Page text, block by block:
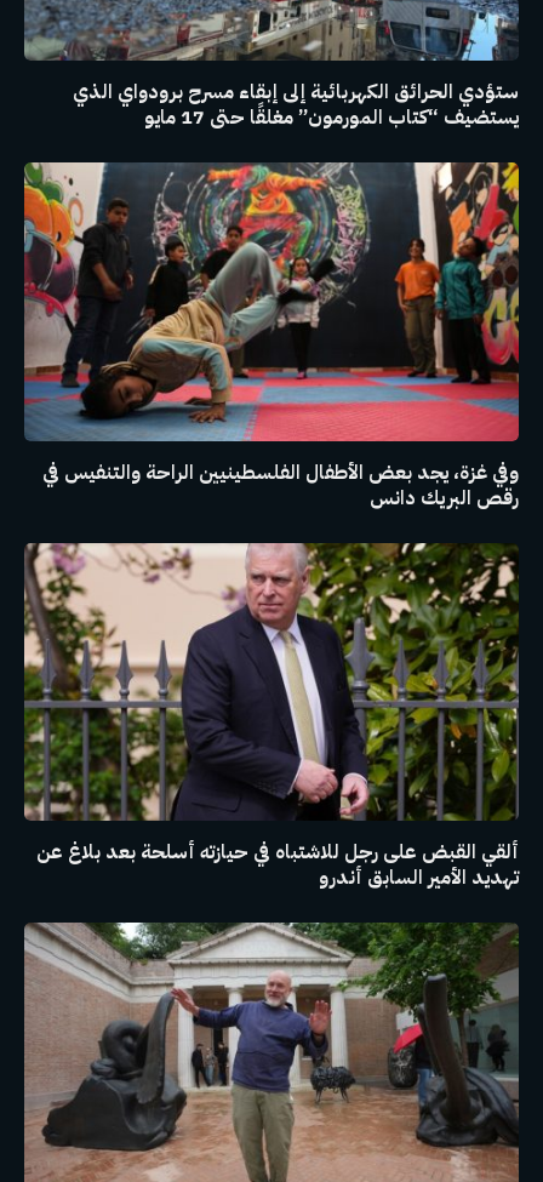
ستؤدي الحرائق الكهربائية إلى إبقاء مسرح برودواي الذي
يستضيف “كتاب المورمون” مغلقًا حتى 17 مايو
وفي غزة، يجد بعض الأطفال الفلسطينيين الراحة والتنفيس في
رقص البريك دانس
ألقي القبض على رجل للاشتباه في حيازته أسلحة بعد بلاغ عن
تهديد الأمير السابق أندرو